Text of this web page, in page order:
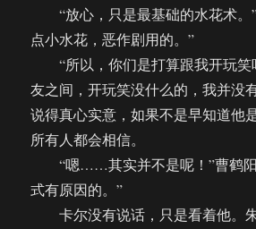
“放心，只是最基础的水花术。
点小水花，恶作剧用的。”
“所以，你们是打算跟我开玩笑
友之间，开玩笑没什么的，我并没
说得真心实意，如果不是早知道他
所有人都会相信。
“嗯……其实并不是呢！”曹鹤阳
式有原因的。”
卡尔没有说话，只是看着他。